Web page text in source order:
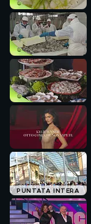
PUNTATA INTERA